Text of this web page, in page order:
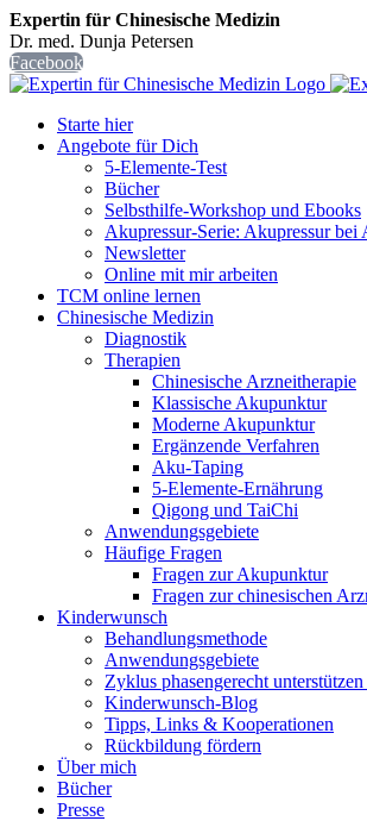
Expertin für Chinesische Medizin
Dr. med. Dunja Petersen
Facebook
Starte hier
Angebote für Dich
5-Elemente-Test
Bücher
Selbsthilfe-Workshop und Ebooks
Akupressur-Serie: Akupressur bei
Newsletter
Online mit mir arbeiten
TCM online lernen
Chinesische Medizin
Diagnostik
Therapien
Chinesische Arzneitherapie
Klassische Akupunktur
Moderne Akupunktur
Ergänzende Verfahren
Aku-Taping
5-Elemente-Ernährung
Qigong und TaiChi
Anwendungsgebiete
Häufige Fragen
Fragen zur Akupunktur
Fragen zur chinesischen
Kinderwunsch
Behandlungsmethode
Anwendungsgebiete
Zyklus phasengerecht
Kinderwunsch-Blog
Tipps, Links & Kooperationen
Rückbildung fördern
Über mich
Bücher
Presse